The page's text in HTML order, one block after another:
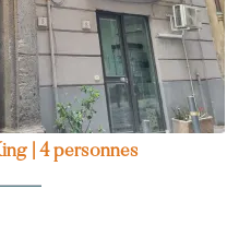
4 personnes